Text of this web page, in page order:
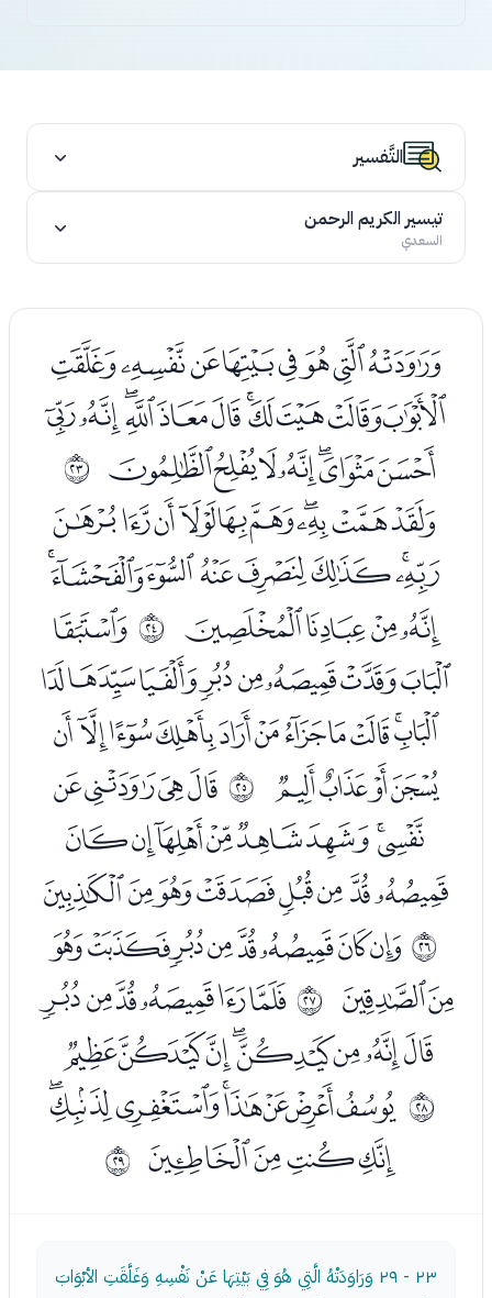
التَّفسير
تيسير الكريم الرحمن
السعدي
ﭑﭒﭓﭔﭕﭖﭗﭘ
ﭙﭚﭛﭜﭝﭞﭟﭠﭡﭢﭣ
ﭤﭥﭦﭧﭨﭩﭪ ﰖ
ﭬﭭﭮﭯﭰﭱﭲﭳﭴﭵ
ﭶﭷﭸﭹﭺﭻﭼﭽ
ﭾﭿﮀﮁ ﰗ ﮃ
ﮄﮅﮆﮇﮈﮉﮊﮋ
ﮌﮍﮎﮏﮐﮑﮒﮓﮔﮕﮖ
ﮗﮘﮙﮚ ﰘ ﮜﮝﮞﮟ
ﮠﮡﮢﮣﮤﮥﮦﮧ
ﮨﮩﮪﮫﮬﮭﮮﮯ
ﰙﮱﯓﯔﯕﯖﯗﯘﯙ
ﯚﯛ ﰚﯝﯞﯟﯠﯡﯢ
ﯣﯤﯥﯦﯧﯨﯩﯪ
ﰛ ﯬﯭﯮﯯﯰﯱﯲﯳ
ﯴﯵﯶﯷ ﰜ
٢٣ - ٢٩
وَرَاوَدَتْهُ الَّتِي هُوَ فِي بَيْتِهَا عَنْ نَفْسِهِ وَغَلَّقَتِ الأبْوَابَ